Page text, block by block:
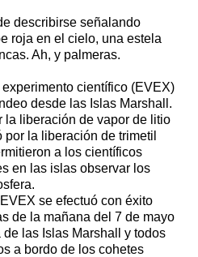
describirse señalando
roja en el cielo, una estela
Ah, y palmeras.
científico (EVEX)
desde las Islas Marshall.
la liberación de vapor de litio
la liberación de trimetil
a los científicos
en las islas observar los
se efectuó con éxito
de la mañana del 7 de mayo
las Islas Marshall y todos
a bordo de los cohetes